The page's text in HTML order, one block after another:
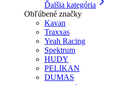
Ďalšia kategória
Obľúbené značky
Kavan
Traxxas
Yeah Racing
Spektrum
HUDY
PELIKAN
DUMAS